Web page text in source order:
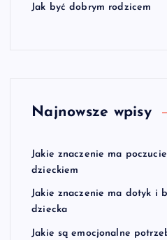
Jak być dobrym rodzicem
Najnowsze wpisy
Jakie znaczenie ma
dzieckiem
Jakie znaczenie ma dotyk i
dziecka
Jakie są emocjonalne